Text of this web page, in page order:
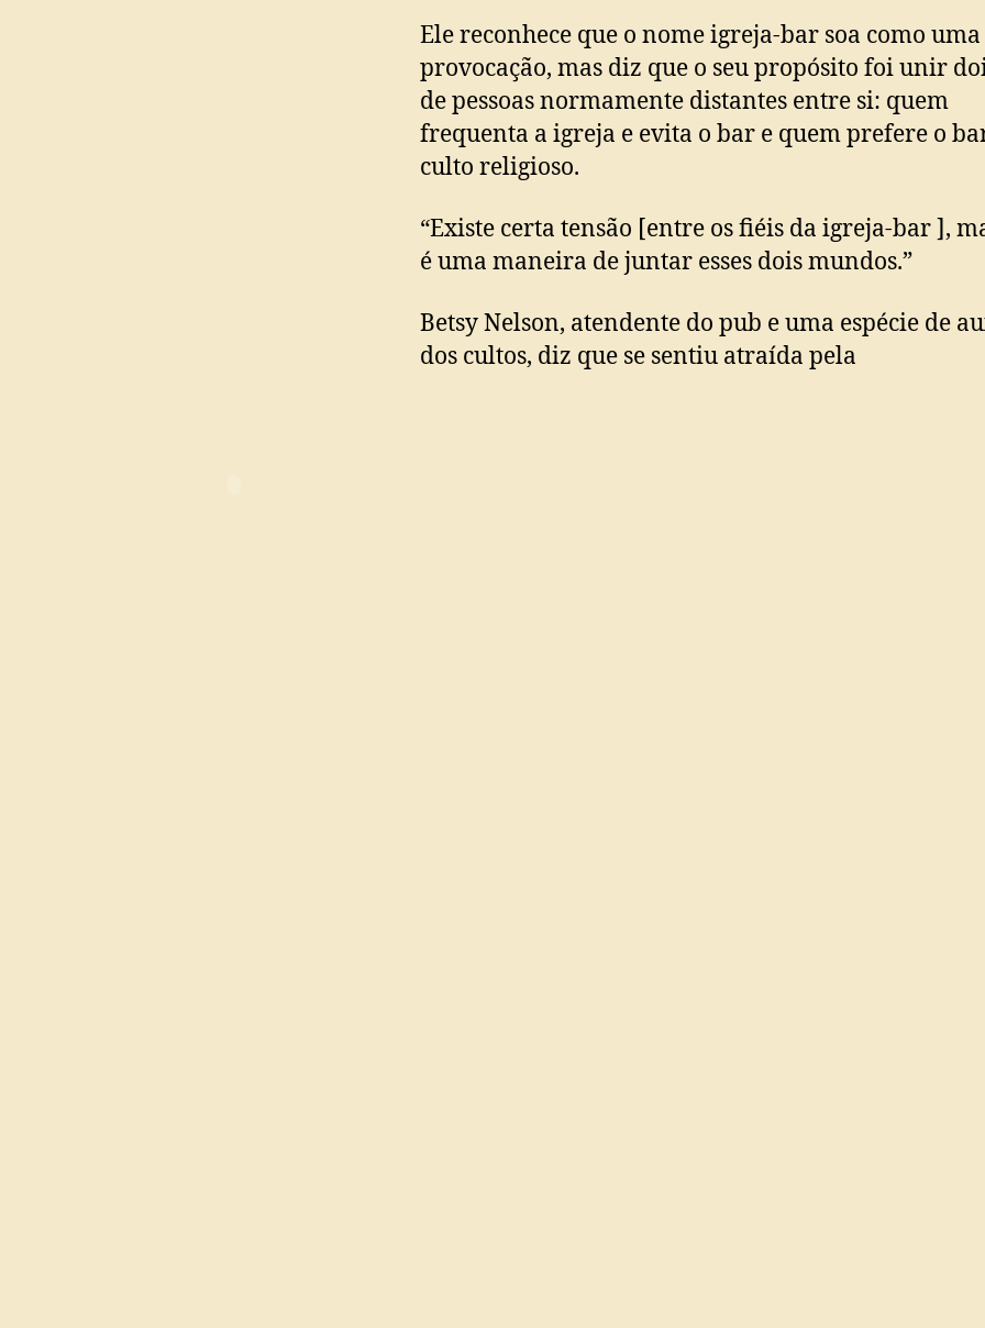
Ele reconhece que o nome igreja-bar soa como uma
provocação, mas diz que o seu propósito foi unir
de pessoas normamente distantes entre si: quem
frequenta a igreja e evita o bar e quem prefere o
culto religioso.
“Existe certa tensão [entre os fiéis da igreja-bar ],
é uma maneira de juntar esses dois mundos.”
Betsy Nelson, atendente do pub e uma espécie de
dos cultos, diz que se sentiu atraída pela